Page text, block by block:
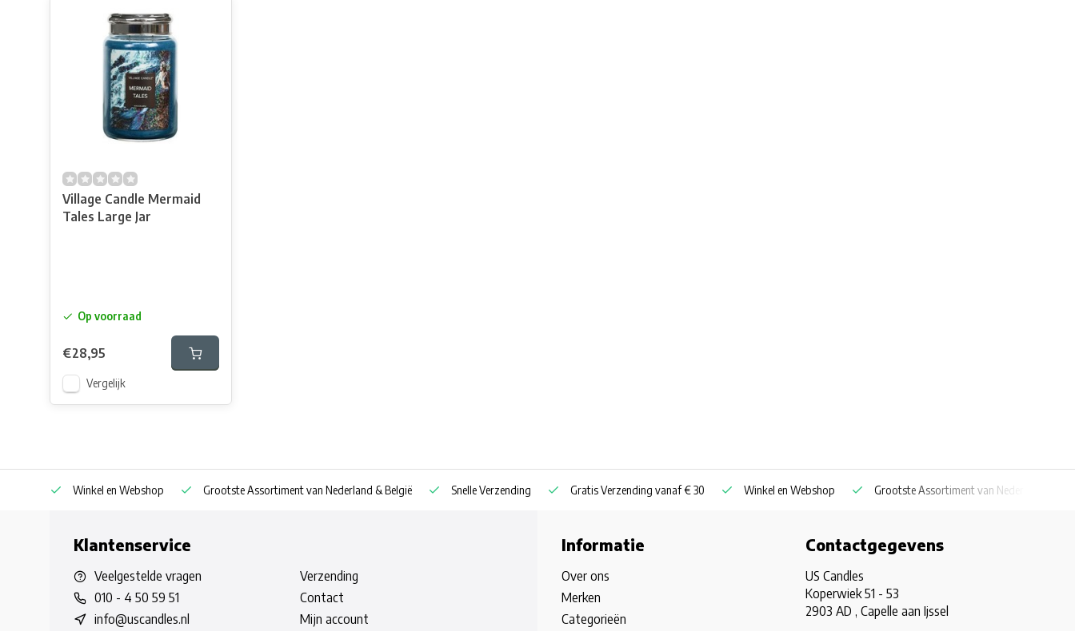
Village Candle Mermaid
Tales Large Jar
Op voorraad
€28,95
Vergelijk
Winkel en Webshop Grootste Assortiment van Nederland & België Snelle Verzending Gratis Verzending vanaf € 30 Winkel en Webshop Grootste Assortiment van Nederland &
Klantenservice
Veelgestelde vragen
010 - 4 50 59 51
info@uscandles.nl
Verzending
Contact
Mijn account
Informatie
Over ons
Merken
Categorieën
Contactgegevens
US Candles
Koperwiek 51 - 53
2903 AD , Capelle aan Ijssel